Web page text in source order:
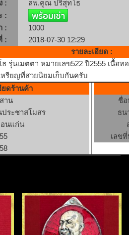
:
ลพ.คูณ ปริสุทโธ
:
:
1000
:
2018-07-30 12:29
รายละเอียด :
รุ่นเมตตา หมายเลข522 ปี2555 เนื้อ
รียญที่สวยนิยมเก็บกันครับ
ยดร้านค้า
าน
ประชาสโมสร
อนแก่น
ชื่
ธน
เลข